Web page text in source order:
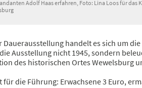
Adolf Haas erfahren, Foto: Lina Loos für das
Dauerausstellung handelt es sich um
Ausstellung nicht 1945, sondern
des historischen Ortes Wewelsburg
für die Führung: Erwachsene 3 Euro,